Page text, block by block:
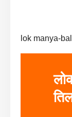
lok manya-